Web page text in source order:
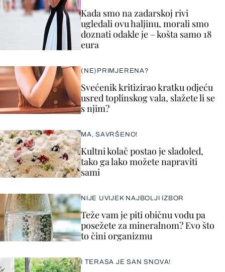
Kada smo na zadarskoj rivi
ugledali ovu haljinu, morali smo
doznati odakle je – košta samo 18
eura
(NE)PRIMJERENA?
Svećenik kritizirao kratku odjeću
usred toplinskog vala, slažete li se
s njim?
MA, SAVRŠENO!
Kultni kolač postao je sladoled,
tako ga lako možete napraviti
sami
NIJE UVIJEK NAJBOLJI IZBOR
Teže vam je piti običnu vodu pa
posežete za mineralnom? Evo što
to čini organizmu
I TERASA JE SAN SNOVA!